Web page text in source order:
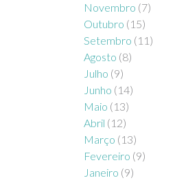
Novembro (7)
Outubro (15)
Setembro (11)
Agosto (8)
Julho (9)
Junho (14)
Maio (13)
Abril (12)
Março (13)
Fevereiro (9)
Janeiro (9)